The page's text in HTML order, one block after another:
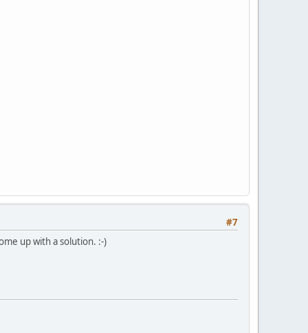
#7
up with a solution. :-)